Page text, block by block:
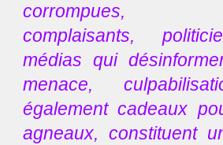
corrompues,
complaisants,
médias qui
menace,
également cadeaux
agneaux, constituent